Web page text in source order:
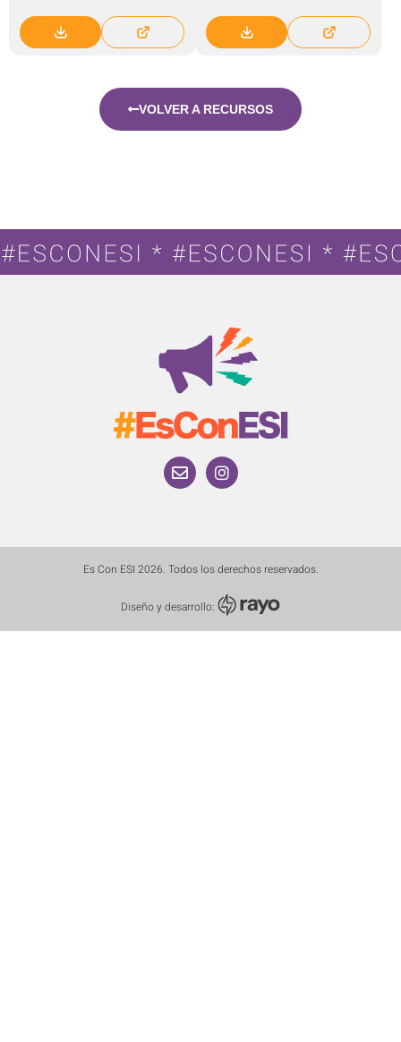
VOLVER A RECURSOS
Es Con ESI 2026. Todos los derechos reservados.
Diseño y desarrollo: